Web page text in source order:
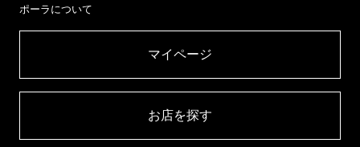
ポーラについて
マイページ​
お店を探す​